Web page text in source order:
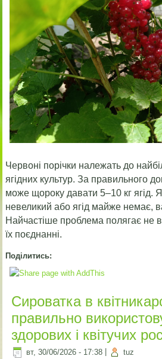
Червоні порічки належать до
ягідних культур. За правильного
може щороку давати 5–10 кг ягід.
невеликий або ягід майже немає,
Найчастіше проблема полягає не
їх поєднанні.
Поділитись:
Сироватка в
правильно
здорових і квітучих
вт, 30/06/2026 - 17:38 tuz